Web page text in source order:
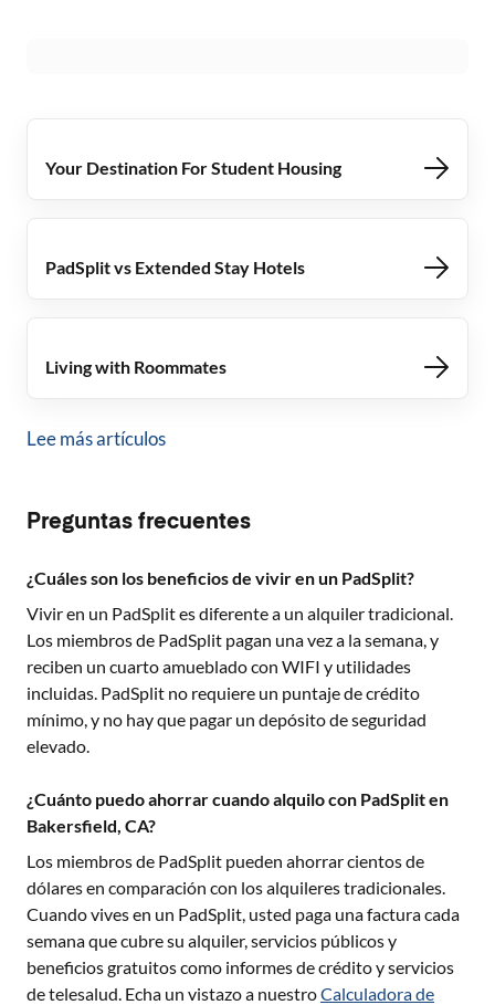
Your Destination For Student Housing
PadSplit vs Extended Stay Hotels
Living with Roommates
Lee más artículos
Preguntas frecuentes
¿Cuáles son los beneficios de vivir en un PadSplit?
Vivir en un PadSplit es diferente a un alquiler tradicional.
Los miembros de PadSplit pagan una vez a la semana, y
reciben un cuarto amueblado con WIFI y utilidades
incluidas. PadSplit no requiere un puntaje de crédito
mínimo, y no hay que pagar un depósito de seguridad
elevado.
¿Cuánto puedo ahorrar cuando alquilo con PadSplit en
Bakersfield, CA?
Los miembros de PadSplit pueden ahorrar cientos de
dólares en comparación con los alquileres tradicionales.
Cuando vives en un PadSplit, usted paga una factura cada
semana que cubre su alquiler, servicios públicos y
beneficios gratuitos como informes de crédito y servicios
de telesalud. Echa un vistazo a nuestroCalculadora de